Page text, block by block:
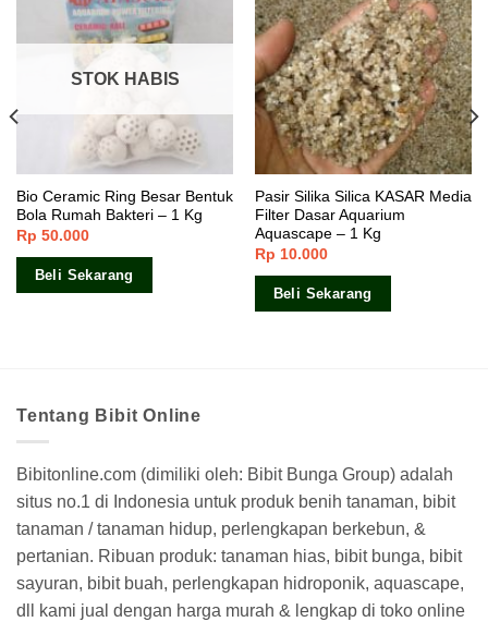
STOK HABIS
Bio Ceramic Ring Besar Bentuk
Bola Rumah Bakteri – 1 Kg
Rp 50.000
Beli Sekarang
Pasir Silika Silica KASAR Media
Filter Dasar Aquarium
Aquascape – 1 Kg
Rp 10.000
Beli Sekarang
Tentang Bibit Online
Bibitonline.com (dimiliki oleh: Bibit Bunga Group) adalah
situs no.1 di Indonesia untuk produk benih tanaman, bibit
tanaman / tanaman hidup, perlengkapan berkebun, &
pertanian. Ribuan produk: tanaman hias, bibit bunga, bibit
sayuran, bibit buah, perlengkapan hidroponik, aquascape,
dll kami jual dengan harga murah & lengkap di toko online